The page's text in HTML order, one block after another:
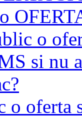
o
si nu
o oferta